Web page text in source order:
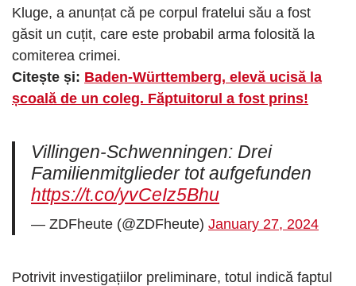
Kluge, a anunțat că pe corpul fratelui său a fost
găsit un cuțit, care este probabil arma folosită la
comiterea crimei.
Citește și: Baden-Württemberg, elevă ucisă la
școală de un coleg. Făptuitorul a fost prins!
Villingen-Schwenningen: Drei
Familienmitglieder tot aufgefunden
https://t.co/yvCeIz5Bhu
— ZDFheute (@ZDFheute) January 27, 2024
Potrivit investigațiilor preliminare, totul indică faptul